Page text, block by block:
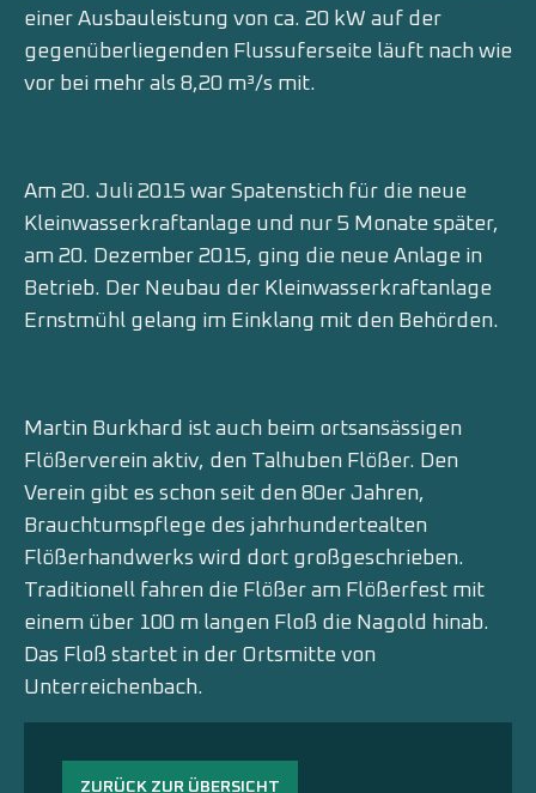
ZURÜCK ZUR ÜBERSICHT
einer Ausbauleistung von ca. 20 kW auf der
gegenüberliegenden Flussuferseite läuft nach wie
vor bei mehr als 8,20 m³/s mit.
Am 20. Juli 2015 war Spatenstich für die neue
Kleinwasserkraftanlage und nur 5 Monate später,
am 20. Dezember 2015, ging die neue Anlage in
Betrieb. Der Neubau der Kleinwasserkraftanlage
Ernstmühl gelang im Einklang mit den Behörden.
Martin Burkhard ist auch beim ortsansässigen
Flößerverein aktiv, den Talhuben Flößer. Den
Verein gibt es schon seit den 80er Jahren,
Brauchtumspflege des jahrhundertealten
Flößerhandwerks wird dort großgeschrieben.
Traditionell fahren die Flößer am Flößerfest mit
einem über 100 m langen Floß die Nagold hinab.
Das Floß startet in der Ortsmitte von
Unterreichenbach.